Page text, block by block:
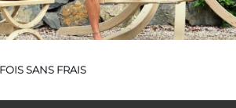
SANS FRAIS